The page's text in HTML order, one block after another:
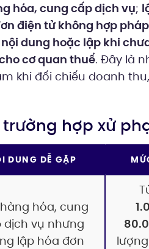
hóa, cung cấp dịch vụ;
điện tử không hợp
dung hoặc lập khi
cơ quan thuế. Đây là
khi đối chiếu doanh
hợp xử
DUNG DỄ GẶP
hóa, cung
dịch vụ nhưng
lập hóa đơn